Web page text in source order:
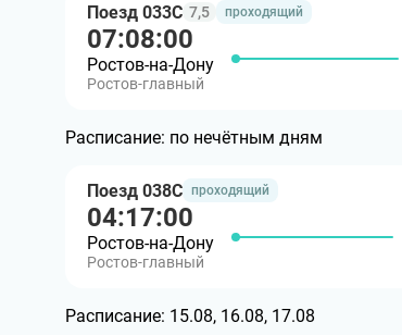
Поезд 033С 7,5 проходящий
07:08:00
Ростов-на-Дону
Ростов-главный
Расписание: по нечётным дням
Поезд 038С проходящий
04:17:00
Ростов-на-Дону
Ростов-главный
Расписание: 15.08, 16.08, 17.08